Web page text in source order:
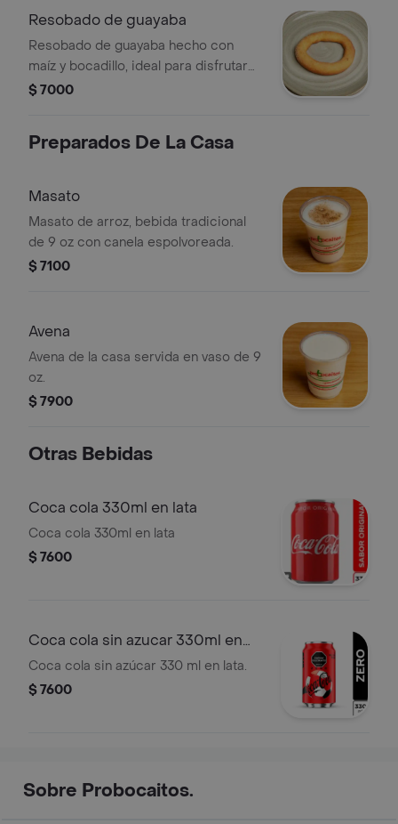
Resobado de guayaba
Resobado de guayaba hecho con
maíz y bocadillo, ideal para disfrutar
como postre o merienda.
$ 7000
Preparados De La Casa
Masato
Masato de arroz, bebida tradicional
de 9 oz con canela espolvoreada.
$ 7100
Avena
Avena de la casa servida en vaso de 9
oz.
$ 7900
Otras Bebidas
Coca cola 330ml en lata
Coca cola 330ml en lata
$ 7600
Coca cola sin azucar 330ml en
lata
Coca cola sin azúcar 330 ml en lata.
$ 7600
Sobre Probocaitos.